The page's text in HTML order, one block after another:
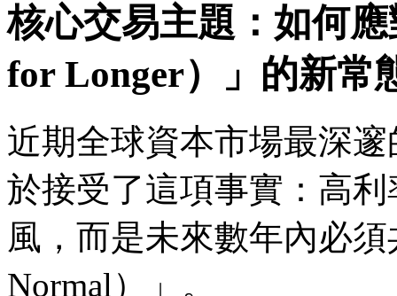
核心交易主題：如何
for Longer）」的新常
近期全球資本市場最深
於接受了這項事實：高
風，而是未來數年內必
Normal）」。